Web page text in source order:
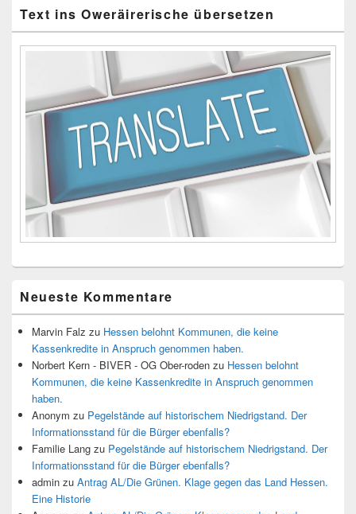
Text ins Oweräirerische übersetzen
Neueste Kommentare
Marvin Falz zu Hessen belohnt Kommunen, die keine
Kassenkredite in Anspruch genommen haben.
Norbert Kern - BIVER - OG Ober-roden zu Hessen belohnt
Kommunen, die keine Kassenkredite in Anspruch genommen
haben.
Anonym zu Pegelstände auf historischem Niedrigstand. Der
Informationsstand für die Bürger ebenfalls?
Familie Lang zu Pegelstände auf historischem Niedrigstand. Der
Informationsstand für die Bürger ebenfalls?
admin zu Antrag AL/Die Grünen. Klage gegen das Land Hessen.
Eine Historie